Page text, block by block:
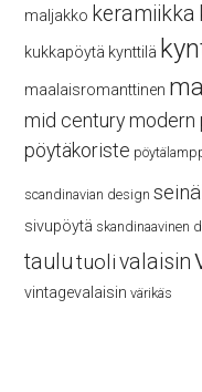
maljakko keramiikka
kukkapöytä kynttilä
maalaisromanttinen
mid century modern
pöytäkoriste
scandinavian design
sivupöytä skandinaavinen
taulutuolivalaisin
vintagevalaisin värikäs